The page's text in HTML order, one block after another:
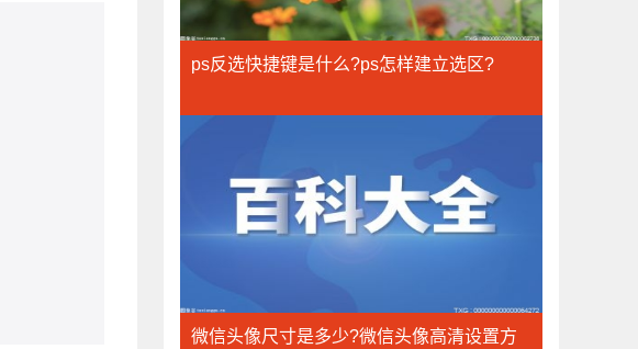
ps反选快捷键是什么?ps怎样建立选区?
微信头像尺寸是多少?微信头像高清设置方